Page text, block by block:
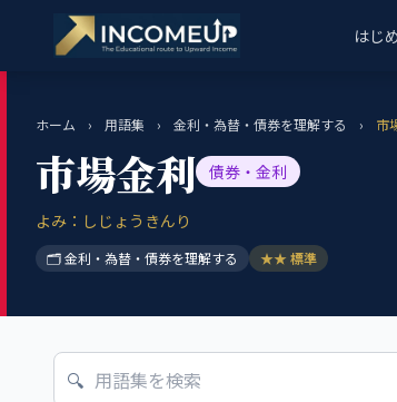
はじ
ホーム › 用語集 › 金利・為替・債券を理解する › 市
市場金利 債券・金利
よみ：しじょうきんり
🗂 金利・為替・債券を理解する ★★ 標準
🔍